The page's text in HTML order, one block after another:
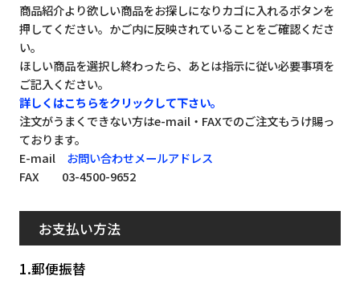
商品紹介より欲しい商品をお探しになりカゴに入れるボタンを
押してください。かご内に反映されていることをご確認くださ
い。
ほしい商品を選択し終わったら、あとは指示に従い必要事項を
ご記入ください。
詳しくはこちらをクリックして下さい。
注文がうまくできない方はe-mail・FAXでのご注文もうけ賜っ
ております。
E-mail お問い合わせメールアドレス
FAX 03-4500-9652
お支払い方法
1.郵便振替